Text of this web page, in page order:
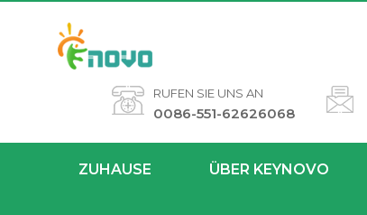
RUFEN SIE UNS AN
0086-551-62626068
ZUHAUSE ÜBER KEYNOVO